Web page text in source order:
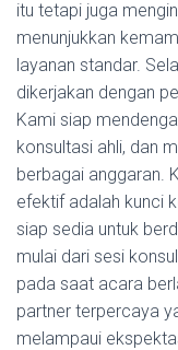
itu tetapi juga
menunjukkan
layanan standar.
dikerjakan dengan
Kami siap
konsultasi ahli, dan
berbagai anggaran.
efektif adalah kunci
siap sedia untuk
mulai dari sesi
pada saat acara
partner terpercaya
melampaui